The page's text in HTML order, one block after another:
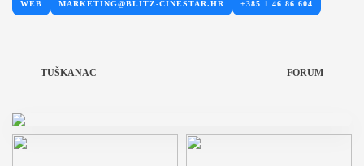
WEB MARKETING@BLITZ-CINESTAR.HR +385 1 46 86 604
TUŠKANAC FORUM